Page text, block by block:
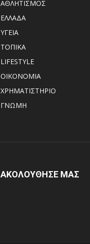
ΑΘΛΗΤΙΣΜΟΣ
ΕΛΛΑΔΑ
ΥΓΕΙΑ
ΤΟΠΙΚΑ
LIFESTYLE
ΟΙΚΟΝΟΜΙΑ
ΧΡΗΜΑΤΙΣΤΗΡΙΟ
ΓΝΩΜΗ
ΑΚΟΛΟΥΘΗΣΕ ΜΑΣ